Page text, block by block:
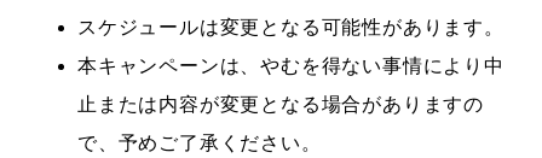
スケジュールは変更となる可能性があります。
本キャンペーンは、やむを得ない事情により中
止または内容が変更となる場合がありますの
で、予めご了承ください。